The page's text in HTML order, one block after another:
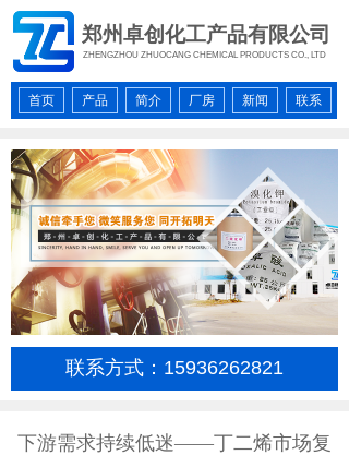
郑州卓创化工产品有限公司
ZHENGZHOU ZHUOCANG CHEMICAL PRODUCTS CO., LTD
首页 产品 简介 厂房 新闻 联系
按钮文本
联系方式：15936262821
下游需求持续低迷——丁二烯市场复